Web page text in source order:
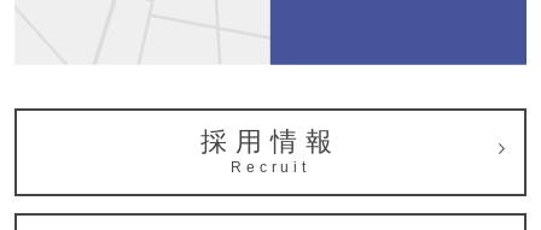
採用情報
Recruit